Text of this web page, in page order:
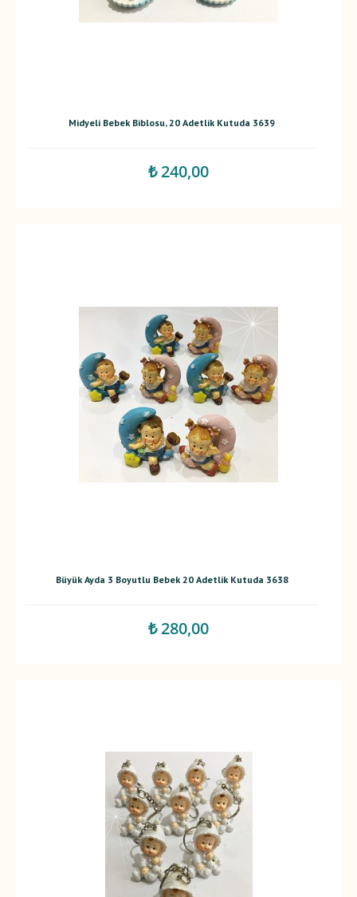
Midyeli Bebek Biblosu, 20 Adetlik Kutuda 3639
₺ 240,00
Büyük Ayda 3 Boyutlu Bebek 20 Adetlik Kutuda 3638
₺ 280,00